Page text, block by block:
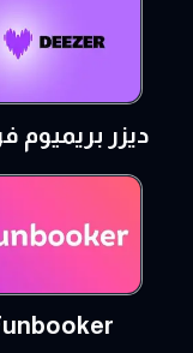
ديزر بريميوم